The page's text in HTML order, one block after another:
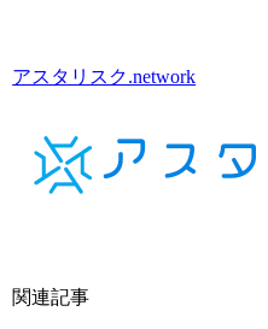
アスタリスク.network
関連記事